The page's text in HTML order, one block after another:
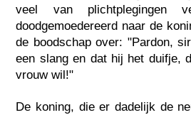
veel van plichtplegingen
doodgemoedereerd naar de
de boodschap over: "Pardon,
een slang en dat hij het duifje,
vrouw wil!"
De koning, die er dadelijk de